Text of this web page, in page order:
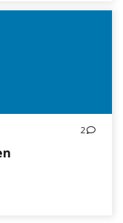
2